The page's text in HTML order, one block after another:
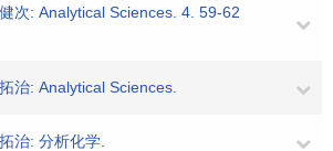
次: Analytical Sciences. 4. 59-62
治: Analytical Sciences.
治: 分析化学.